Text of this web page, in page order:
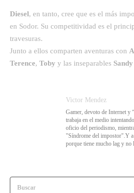
Diesel, en tanto, cree que es el más
en Sodor. Su competitividad es el
travesuras.
Junto a ellos comparten aventuras con
Terence, Toby y las inseparables Sandy
Victor Mendez
Gamer, devoto de Internet y
trabaja en el medio
oficio del periodismo,
"Síndrome del impostor".Y a
porque tiene mucho lag y no
Buscar